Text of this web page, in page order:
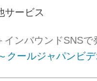
サービス
ンバウンドSNSで
ールジャパンビ